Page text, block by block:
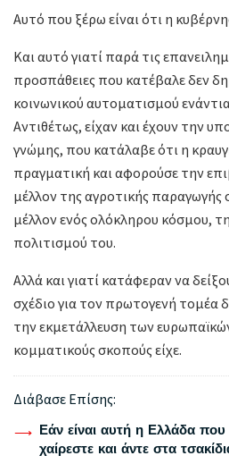
Αυτό που ξέρω είναι ότι η
Και αυτό γιατί παρά τις
προσπάθειες που κατέβαλε δεν
κοινωνικού αυτοματισμού
Αντιθέτως, είχαν και έχουν την
γνώμης, που κατάλαβε ότι η
πραγματική και αφορούσε την
μέλλον της αγροτικής παραγωγής
μέλλον ενός ολόκληρου κόσμου,
πολιτισμού του.
Αλλά και γιατί κατάφεραν να
σχέδιο για τον πρωτογενή τομέα
την εκμετάλλευση των
κομματικούς σκοπούς είχε.
Διάβασε Επίσης:
Εάν είναι αυτή η Ελλάδα που
χαίρεστε και άντε στα